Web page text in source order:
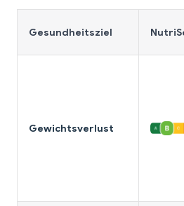
Gesundheitsziel
Gewichtsverlust